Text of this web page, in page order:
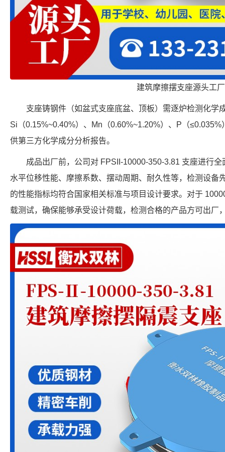
建筑摩擦摆支座源头工厂
支座铸钢件（如盆式支座底盆、顶板）需逐炉检测化学
Si（0.15%~0.40%）、Mn（0.60%~1.20%）、P（
供第三方化学成分分析报告。
成品出厂前，公司对 FPSII-10000-350-3.81 支座进行
水平位移性能、摩擦系数、摆动周期、耐久性等，检测设备
的性能指标均符合国家相关标准与项目设计要求。对于
载测试，确保能够承受设计荷载，检测合格的产品方可出厂